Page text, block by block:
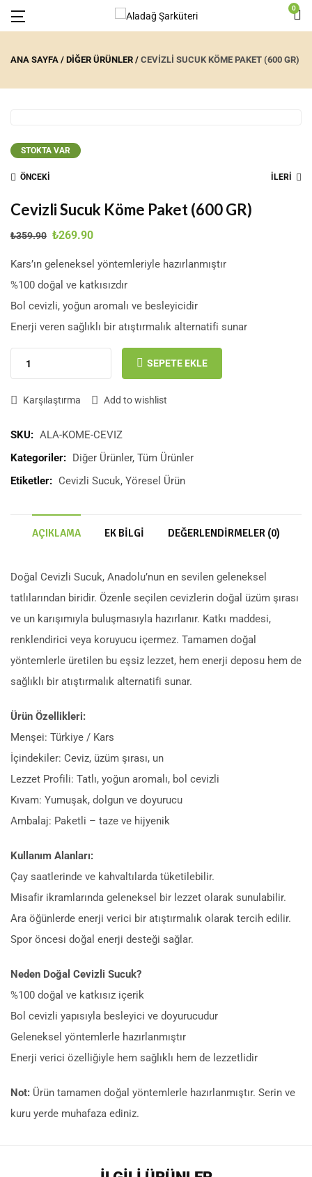
0
ANA SAYFA DIĞER ÜRÜNLER CEVIZLI SUCUK KÖME PAKET (600 GR)
STOKTA VAR
ÖNCEKİ İLERİ
Cevizli Sucuk Köme Paket (600 GR)
₺359.90 ₺269.90
Kars’ın geleneksel yöntemleriyle hazırlanmıştır
%100 doğal ve katkısızdır
Bol cevizli, yoğun aromalı ve besleyicidir
Enerji veren sağlıklı bir atıştırmalık alternatifi sunar
SEPETE EKLE
Karşılaştırma Add to wishlist
SKU: ALA-KOME-CEVIZ
Kategoriler: Diğer Ürünler, Tüm Ürünler
Etiketler: Cevizli Sucuk, Yöresel Ürün
AÇIKLAMA EK BILGI DEĞERLENDIRMELER (0)
Doğal Cevizli Sucuk, Anadolu’nun en sevilen geleneksel
tatlılarından biridir. Özenle seçilen cevizlerin doğal üzüm şırası
ve un karışımıyla buluşmasıyla hazırlanır. Katkı maddesi,
renklendirici veya koruyucu içermez. Tamamen doğal
yöntemlerle üretilen bu eşsiz lezzet, hem enerji deposu hem de
sağlıklı bir atıştırmalık alternatifi sunar.
Ürün Özellikleri:
Menşei: Türkiye / Kars
İçindekiler: Ceviz, üzüm şırası, un
Lezzet Profili: Tatlı, yoğun aromalı, bol cevizli
Kıvam: Yumuşak, dolgun ve doyurucu
Ambalaj: Paketli – taze ve hijyenik
Kullanım Alanları:
Çay saatlerinde ve kahvaltılarda tüketilebilir.
Misafir ikramlarında geleneksel bir lezzet olarak sunulabilir.
Ara öğünlerde enerji verici bir atıştırmalık olarak tercih edilir.
Spor öncesi doğal enerji desteği sağlar.
Neden Doğal Cevizli Sucuk?
%100 doğal ve katkısız içerik
Bol cevizli yapısıyla besleyici ve doyurucudur
Geleneksel yöntemlerle hazırlanmıştır
Enerji verici özelliğiyle hem sağlıklı hem de lezzetlidir
Not: Ürün tamamen doğal yöntemlerle hazırlanmıştır. Serin ve
kuru yerde muhafaza ediniz.